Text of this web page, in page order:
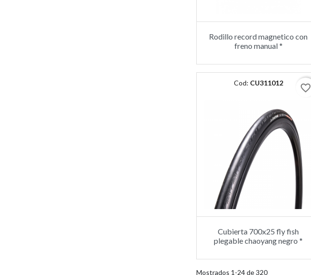
Rodillo record magnetico con
freno manual *
Cod: CU311012 favorite_border
Cubierta 700x25 fly fish
plegable chaoyang negro *
Mostrados 1-24 de 320